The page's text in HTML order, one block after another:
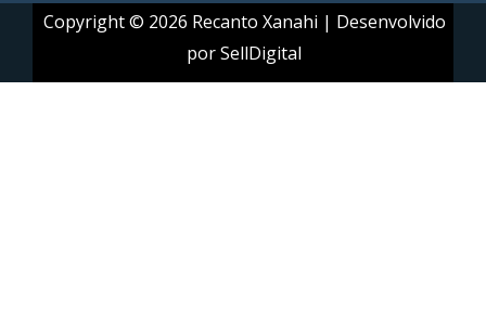
Copyright © 2026 Recanto Xanahi | Desenvolvido
porSellDigital